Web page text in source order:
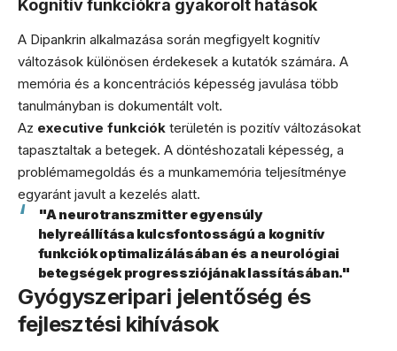
Kognitív funkciókra gyakorolt hatások
A Dipankrin alkalmazása során megfigyelt kognitív
változások különösen érdekesek a kutatók számára. A
memória és a koncentrációs képesség javulása több
tanulmányban is dokumentált volt.
Az executive funkciók területén is pozitív változásokat
tapasztaltak a betegek. A döntéshozatali képesség, a
problémamegoldás és a munkamemória teljesítménye
egyaránt javult a kezelés alatt.
"A neurotranszmitter egyensúly
helyreállítása kulcsfontosságú a kognitív
funkciók optimalizálásában és a neurológiai
betegségek progressziójának lassításában."
Gyógyszeripari jelentőség és
fejlesztési kihívások